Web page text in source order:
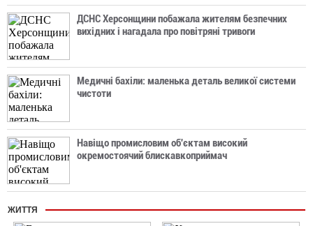
ДСНС Херсонщини побажала жителям безпечних
вихідних і нагадала про повітряні тривоги
Медичні бахіли: маленька деталь великої системи
чистоти
Навіщо промисловим об'єктам високий
окремостоячий блискавкоприймач
ЖИТТЯ